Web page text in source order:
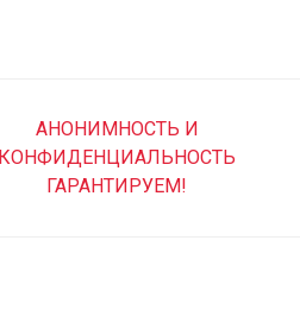
АНОНИМНОСТЬ И
КОНФИДЕНЦИАЛЬНОСТЬ
ГАРАНТИРУЕМ!